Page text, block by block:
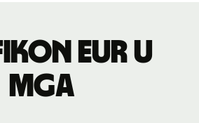
EUR u
MGA